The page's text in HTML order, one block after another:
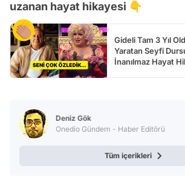
uzanan hayat hikayesi 👇
Gideli Tam 3 Yıl
Yaratan Seyfi
İnanılmaz Hayat
Deniz Gök
Onedio Gündem - Haber Editörü
Tüm içerikleri